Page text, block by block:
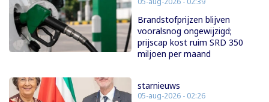
Brandstofprijzen blijven
vooralsnog ongewijzigd;
prijscap kost ruim SRD 350
miljoen per maand
starnieuws
05-aug-2026 - 02:26